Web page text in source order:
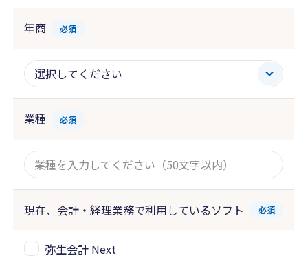
年商 必須
業種 必須
現在、会計・経理業務で利用しているソフト 必須
弥生会計 Next